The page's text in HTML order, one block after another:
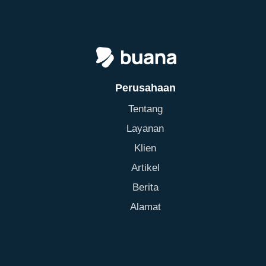
Perusahaan
Tentang
Layanan
Klien
Artikel
Berita
Alamat